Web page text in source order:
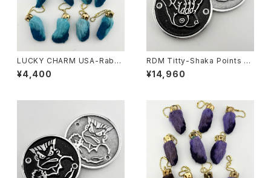
LUCKY CHARM USA-Rabbi
ts Foot key chain,Teal N.O.
S.
¥4,400
RDM Titty-Shaka Points C
over for HD
¥14,960